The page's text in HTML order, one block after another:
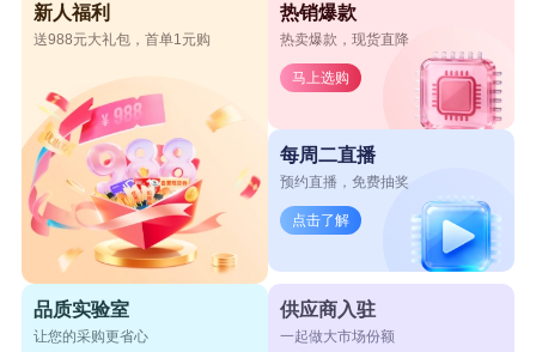
新人福利
送988元大礼包，首单1元购
热销爆款
热卖爆款，现货直降
马上选购
每周二直播
预约直播，免费抽奖
点击了解
品质实验室
让您的采购更省心
供应商入驻
一起做大市场份额